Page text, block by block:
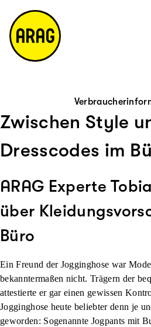
h
e
ta
k
ts
ei
te
e
m
a
p
Zwischen Style
Dresscodes im
ARAG Experte
über
Büro
Ein Freund der Jogginghose war
bekanntermaßen nicht. Trägern der
attestierte er gar einen gewissen
Jogginghose heute beliebter denn je
geworden: Sogenannte Jogpants mit